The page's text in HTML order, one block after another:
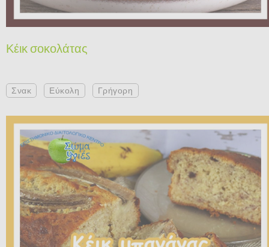
Κέικ σοκολάτας
Σνακ Εύκολη Γρήγορη